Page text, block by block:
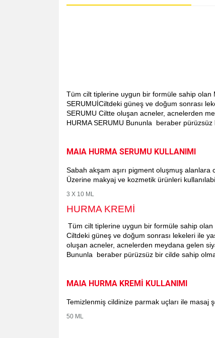
Tüm cilt tiplerine uygun bir formüle sahip olan
SERUMUİCiltdeki güneş ve doğum sonrası
SERUMU Ciltte oluşan acneler, acnelerden
HURMASERUMU Bununla beraber pürüzsüz
MAIA HURMA SERUMU KULLANIMI
Sabah akşam aşırı pigment oluşmuş
Üzerine makyaj ve kozmetik ürünleri
3 X 10 ML
HURMA KREMİ
Tüm cilt tiplerine uygun bir formüle sahip olan
Ciltdeki güneş ve doğum sonrası lekeleri ile
oluşan acneler, acnelerden meydana gelen
Bununla beraber pürüzsüz bir cilde sahip
MAIA HURMA KREMİ KULLANIMI
Temizlenmiş cildinize parmak uçları ile masaj
50 ML